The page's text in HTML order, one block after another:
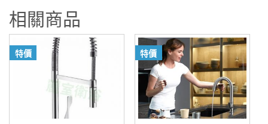
廚
房
水
槽
相關商品
特價 特價